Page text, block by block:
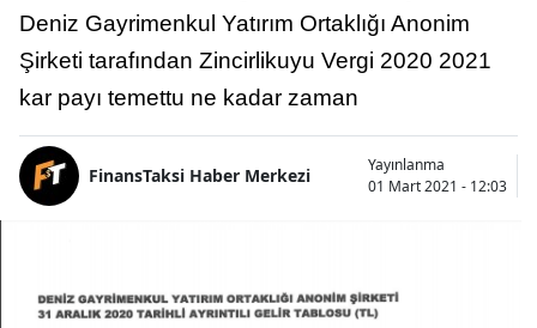
Deniz Gayrimenkul Yatırım Ortaklığı Anonim
Şirketi tarafından Zincirlikuyu Vergi 2020 2021
kar payı temettu ne kadar zaman
FinansTaksi Haber Merkezi
Yayınlanma
01 Mart 2021 - 12:03